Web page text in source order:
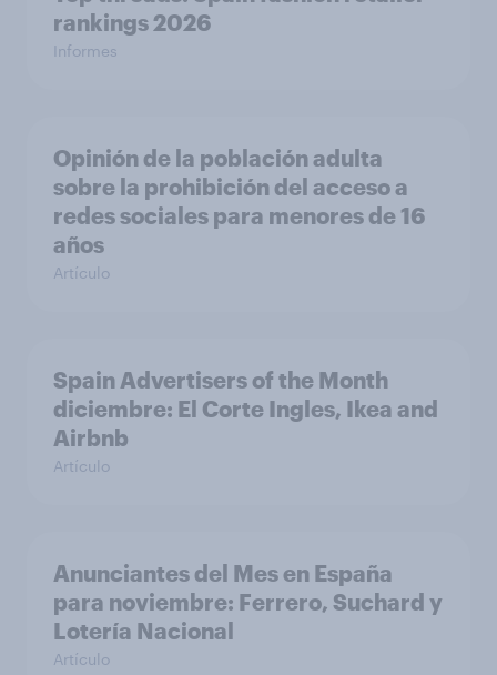
rankings 2026
Informes
Opinión de la población adulta
sobre la prohibición del acceso a
redes sociales para menores de 16
años
Artículo
Spain Advertisers of the Month
diciembre: El Corte Ingles, Ikea and
Airbnb
Artículo
Anunciantes del Mes en España
para noviembre: Ferrero, Suchard y
Lotería Nacional
Artículo